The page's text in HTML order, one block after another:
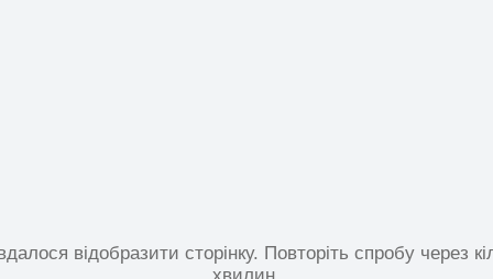
відобразити сторінку. Повторіть спробу через